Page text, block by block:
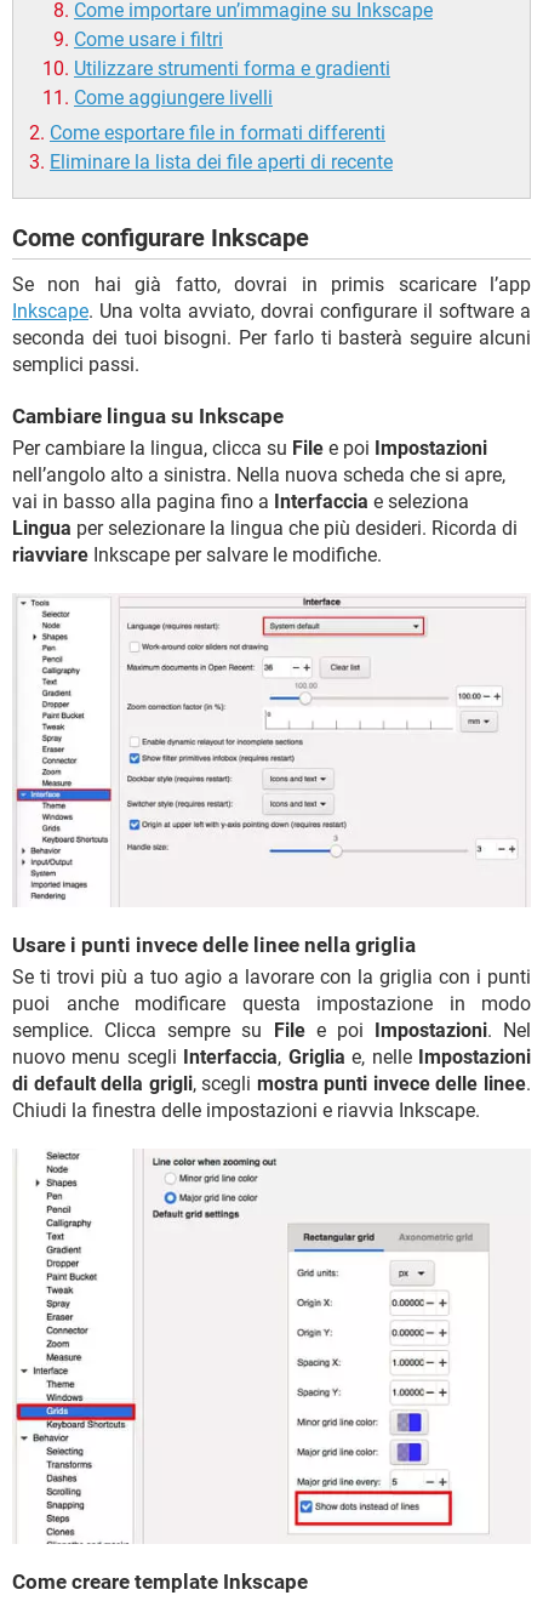
Come importare un’immagine su Inkscape
Come usare i filtri
Utilizzare strumenti forma e gradienti
Come aggiungere livelli
Come esportare file in formati differenti
Eliminare la lista dei file aperti di recente
Come configurare Inkscape
Se non hai già fatto, dovrai in primis scaricare l’app
Inkscape. Una volta avviato, dovrai configurare il software a
seconda dei tuoi bisogni. Per farlo ti basterà seguire alcuni
semplici passi.
Cambiare lingua su Inkscape
Per cambiare la lingua, clicca su File e poi Impostazioni
nell’angolo alto a sinistra. Nella nuova scheda che si apre,
vai in basso alla pagina fino a Interfaccia e seleziona
Lingua per selezionare la lingua che più desideri. Ricorda di
riavviare Inkscape per salvare le modifiche.
Usare i punti invece delle linee nella griglia
Se ti trovi più a tuo agio a lavorare con la griglia con i punti
puoi anche modificare questa impostazione in modo
semplice. Clicca sempre su Filee poi Impostazioni. Nel
nuovo menu scegli Interfaccia, Griglia e, nelle Impostazioni
di default della grigli, scegli mostra punti invece delle linee.
Chiudi la finestra delle impostazioni e riavvia Inkscape.
Come creare template Inkscape